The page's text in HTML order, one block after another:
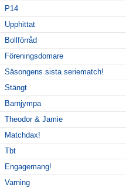
P14
Upphittat
Bollförråd
Föreningsdomare
Säsongens sista seriematch!
Stängt
Barnjympa
Theodor & Jamie
Matchdax!
Tbt
Engagemang!
Varning